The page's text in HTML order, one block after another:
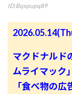
ID:Bqxpupq89
マクドナルド
ムライマック
「食べ物の